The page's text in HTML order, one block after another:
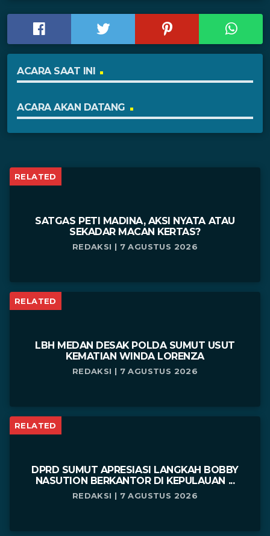
ACARA SAAT INI
ACARA AKAN DATANG
RELATED
SATGAS PETI MADINA, AKSI NYATA ATAU
SEKADAR MACAN KERTAS?
REDAKSI | 7 AGUSTUS 2026
RELATED
LBH MEDAN DESAK POLDA SUMUT USUT
KEMATIAN WINDA LORENZA
REDAKSI | 7 AGUSTUS 2026
RELATED
DPRD SUMUT APRESIASI LANGKAH BOBBY
NASUTION BERKANTOR DI KEPULAUAN ...
REDAKSI | 7 AGUSTUS 2026